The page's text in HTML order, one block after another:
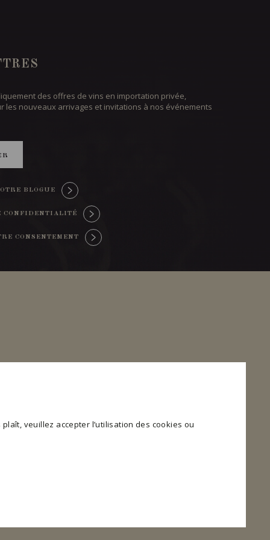
veuillez accepter l’utilisation des cookies ou
des offres de vins en importation privée,
les nouveaux arrivages et invitations à nos événements
BLOGUE
CONFIDENTIALITÉ
CONSENTEMENT